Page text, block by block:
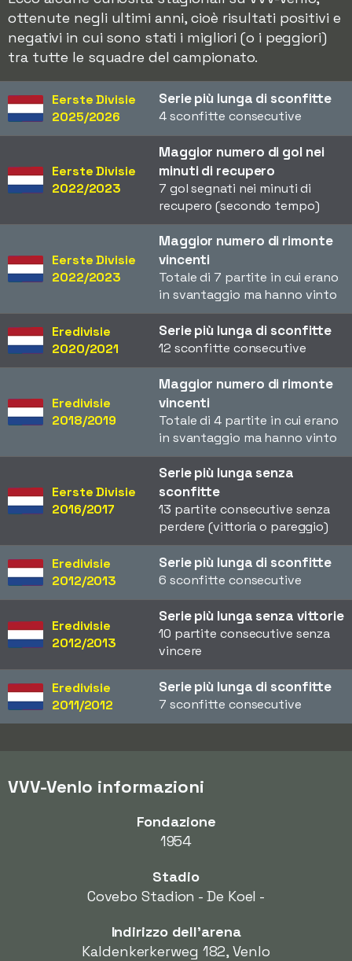
ottenute negli ultimi anni, cioè risultati positivi e
negativi in cui sono stati i migliori (o i peggiori)
tra tutte le squadre del campionato.
Eerste Divisie
2025/2026
Serie più lunga di sconfitte
4 sconfitte consecutive
Eerste Divisie
2022/2023
Maggior numero di gol nei
minuti di recupero
7 gol segnati nei minuti di
recupero (secondo tempo)
Eerste Divisie
2022/2023
Maggior numero di rimonte
vincenti
Totale di 7 partite in cui erano
in svantaggio ma hanno vinto
Eredivisie
2020/2021
Serie più lunga di sconfitte
12 sconfitte consecutive
Eredivisie
2018/2019
Maggior numero di rimonte
vincenti
Totale di 4 partite in cui erano
in svantaggio ma hanno vinto
Eerste Divisie
2016/2017
Serie più lunga senza
sconfitte
13 partite consecutive senza
perdere (vittoria o pareggio)
Eredivisie
2012/2013
Serie più lunga di sconfitte
6 sconfitte consecutive
Eredivisie
2012/2013
Serie più lunga senza vittorie
10 partite consecutive senza
vincere
Eredivisie
2011/2012
Serie più lunga di sconfitte
7 sconfitte consecutive
VVV-Venlo informazioni
Fondazione
1954
Stadio
Covebo Stadion - De Koel -
Indirizzo dell'arena
Kaldenkerkerweg 182, Venlo